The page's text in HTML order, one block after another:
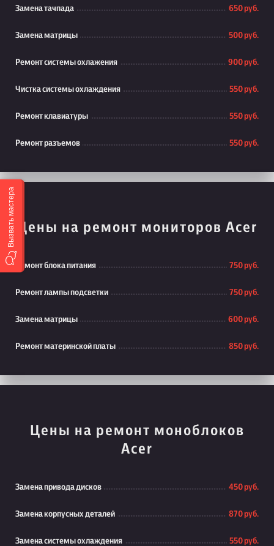
Замена тачпада 650 руб.
Замена матрицы 500 руб.
Ремонт системы охлажения 900 руб.
Чистка системы охлаждения 550 руб.
Ремонт клавиатуры 550 руб.
Ремонт разъемов 550 руб.
Цены на ремонт мониторов Acer
Ремонт блока питания 750 руб.
Ремонт лампы подсветки 750 руб.
Замена матрицы 600 руб.
Ремонт материнской платы 850 руб.
Цены на ремонт моноблоков
Acer
Замена привода дисков 450 руб.
Замена корпусных деталей 870 руб.
Замена системы охлаждения 550 руб.
Вызвать мастера